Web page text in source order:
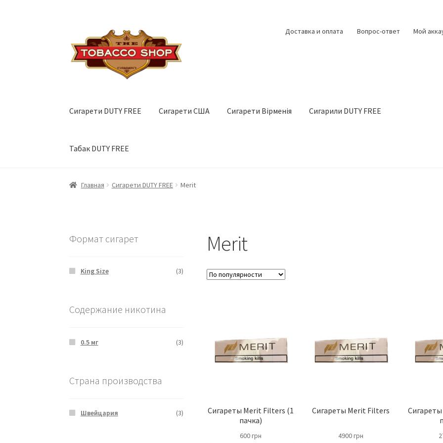
навигации
содержимому
Доставка и оплата Вопрос-ответ Мой
Сигарети DUTY FREE Сигарети США Сигарети Вірменія Сигарили DUTY FREE
Табак DUTY FREE
Главная Сигарети DUTY FREE Merit
Merit
Сигареты Merit Filters (1
пачка)
600грн
Сигареты Merit Filters
4900грн
Формат сигарет
King Size (3)
Содержание никотина
0.5 мг (3)
Страна производства
Швейцария (3)